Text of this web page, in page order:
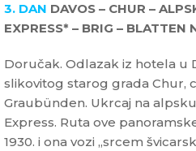
3. DAN DAVOS – CHUR –
EXPRESS* – BRIG – BLATTEN
Doručak. Odlazak iz hotela u
slikovitog starog grada Chur,
Graubünden. Ukrcaj na
Express. Ruta ove
1930. i ona vozi „srcem